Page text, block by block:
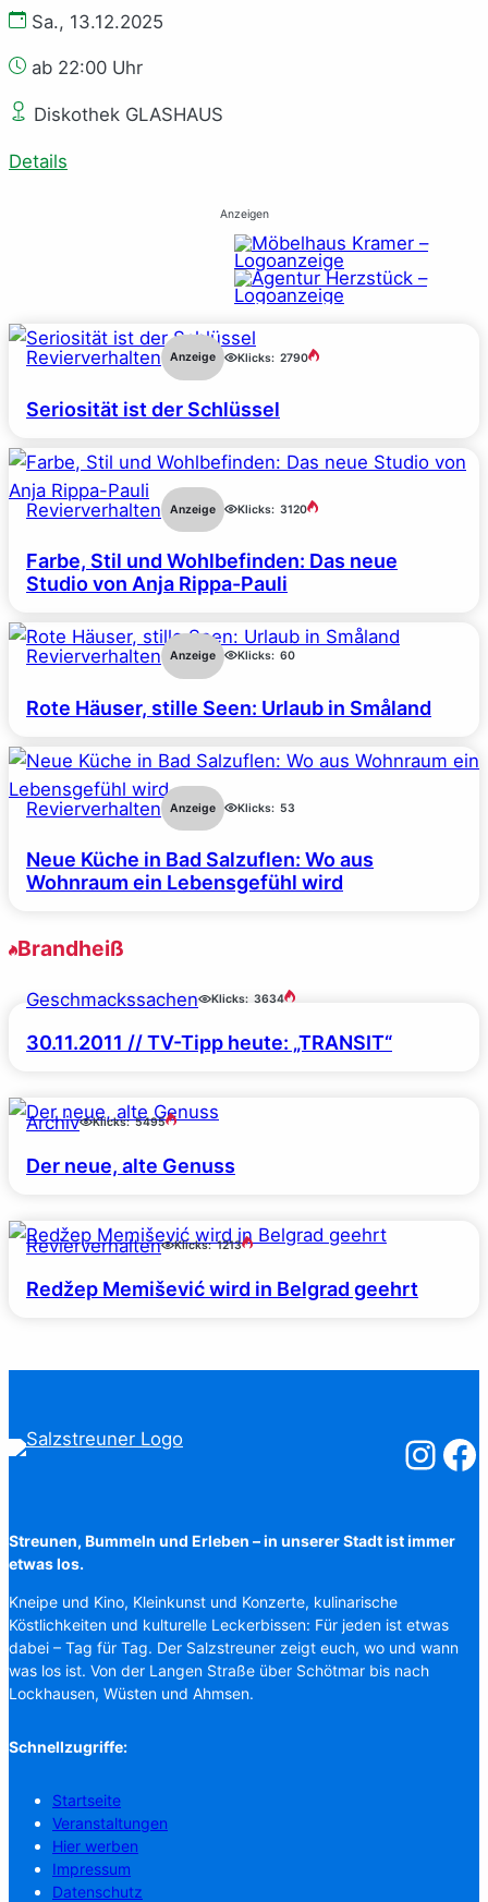
Sa., 13.12.2025
ab 22:00 Uhr
Diskothek GLASHAUS
Details
Anzeigen
Revierverhalten Anzeige Klicks: 2790
Seriosität ist der Schlüssel
Revierverhalten Anzeige Klicks: 3120
Farbe, Stil und Wohlbefinden: Das neue
Studio von Anja Rippa-Pauli
Revierverhalten Anzeige Klicks: 60
Rote Häuser, stille Seen: Urlaub in Småland
Revierverhalten Anzeige Klicks: 53
Neue Küche in Bad Salzuflen: Wo aus
Wohnraum ein Lebensgefühl wird
Brandheiß
Geschmackssachen Klicks: 3634
30.11.2011 // TV-Tipp heute: „TRANSIT“
Archiv Klicks: 5495
Der neue, alte Genuss
Revierverhalten Klicks: 1213
Redžep Memišević wird in Belgrad geehrt
Streunen, Bummeln und Erleben – in unserer Stadt ist immer
etwas los.
Kneipe und Kino, Kleinkunst und Konzerte, kulinarische
Köstlichkeiten und kulturelle Leckerbissen: Für jeden ist etwas
dabei – Tag für Tag. Der Salzstreuner zeigt euch, wo und wann
was los ist. Von der Langen Straße über Schötmar bis nach
Lockhausen, Wüsten und Ahmsen.
Schnellzugriffe:
Startseite
Veranstaltungen
Hier werben
Impressum
Datenschutz